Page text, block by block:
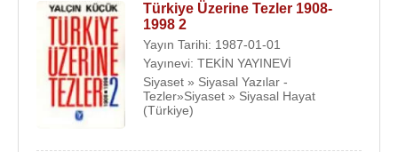
Türkiye Üzerine Tezler 1908-
1998 2
Yayın Tarihi: 1987-01-01
Yayınevi: TEKİN YAYINEVİ
Siyaset » Siyasal Yazılar -
Tezler»Siyaset » Siyasal Hayat
(Türkiye)